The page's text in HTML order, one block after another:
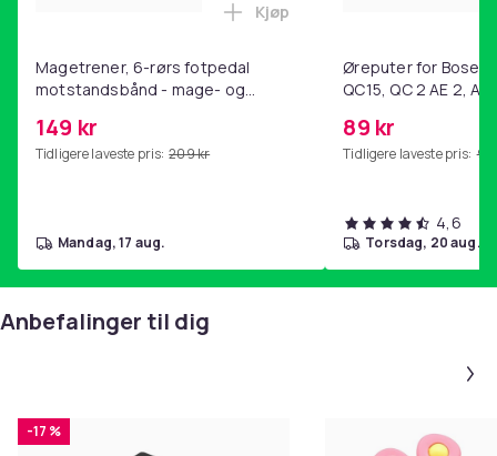
Magetrener, 6-rørs fotpedal
motstandsbånd - mage- og
hjemmegymnastikk Purple
149 kr
Tidligere laveste pris: 209 kr
Legg Magetrener, 6-rørs
Kjøp
mandag, 17 aug.
Øreputer for Bose
QC15, QC 2 AE 2, AE
89 kr
Tidligere laveste pris: 99
4,6
torsdag, 20 aug.
Anbefalinger til dig
-17 %